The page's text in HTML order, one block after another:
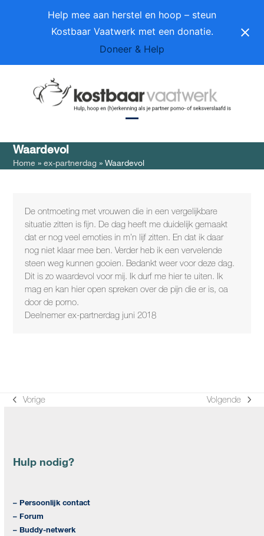
Help mee aan herstel en hoop – steun
Kostbaar Vaatwerk met een donatie.
Doneer & Help
menu
menu
Waardevol
Home »ex-partnerdag »Waardevol
De ontmoeting met vrouwen die in een vergelijkbare
situatie zitten is fijn. De dag heeft me duidelijk gemaakt
dat er nog veel emoties in m’n lijf zitten. En dat ik daar
nog niet klaar mee ben. Verder heb ik een vervelende
steen weg kunnen gooien. Bedankt weer voor deze dag.
Dit is zo waardevol voor mij. Ik durf me hier te uiten. Ik
mag en kan hier open spreken over de pijn die er is, oa
door de porno.
Deelnemer ex-partnerdag juni 2018
previous
Vorige
next
Volgende
Hulp nodig?
– Persoonlijk contact
– Forum
– Buddy-netwerk